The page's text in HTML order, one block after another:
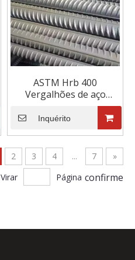
ASTM Hrb 400
Vergalhões de aço
12mm Vergalhões de
aço deformados para
construção de moradias
Inquérito
2 3 4 ... 7
»
Virar
Página confirme